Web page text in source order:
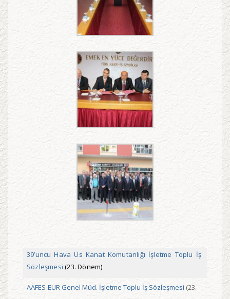
39’uncu Hava Üs Kanat Komutanlığı İşletme Toplu İş
Sözleşmesi (23. Dönem)
AAFES-EUR Genel Müd. İşletme Toplu İş Sözleşmesi (23.